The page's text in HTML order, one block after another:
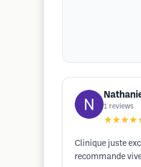
1 reviews
Clinique juste
recommande